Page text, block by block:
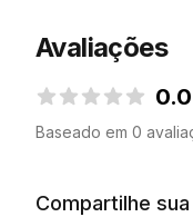
Avaliações
0.0
Baseado em 0
Compartilhe